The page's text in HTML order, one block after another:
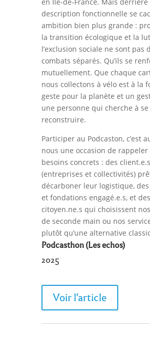
description fonctionnelle se
ambition bien plus grande :
la transition écologique et la
l’exclusion sociale ne sont pas
combats séparés. Qu’ils se
mutuellement. Que chaque
nous collectons à vélo est à la
geste pour la planète et un
une personne qui cherche à se
reconstruire.
Participer au Podcaston, c’est
nous une occasion de rappeler
besoins concrets : des client.e.s
(entreprises et collectivités)
décarboner leur logistique, des
et fondations engagé.e.s, et des
citoyen.ne.s qui choisissent
de seconde main ou nos
plutôt qu’une alternative
Podcasthon (Les echos)
2025
Voir l'article